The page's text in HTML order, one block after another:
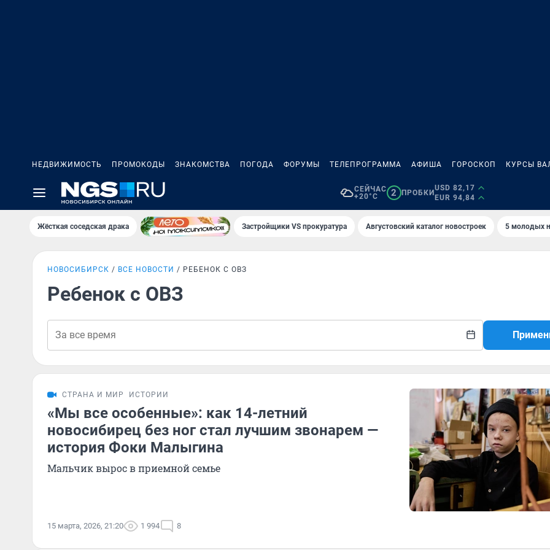
НЕДВИЖИМОСТЬ ПРОМОКОДЫ ЗНАКОМСТВА ПОГОДА ФОРУМЫ ТЕЛЕПРОГРАММА АФИША ГОРОСКОП КУРСЫ
СЕЙЧАС
+20°C
2 ПРОБКИ
USD 82,17
EUR 94,84
Жёсткая соседская драка Застройщики VS прокуратура Августовский каталог новостроек 5 молодых
НОВОСИБИРСК ВСЕ НОВОСТИ РЕБЕНОК С ОВЗ
Ребенок с ОВЗ
СТРАНА И МИР ИСТОРИИ
«Мы все особенные»: как 14-летний
новосибирец без ног стал лучшим звонарем —
история Фоки Малыгина
Мальчик вырос в приемной семье
15 марта, 2026, 21:20 1 994 8